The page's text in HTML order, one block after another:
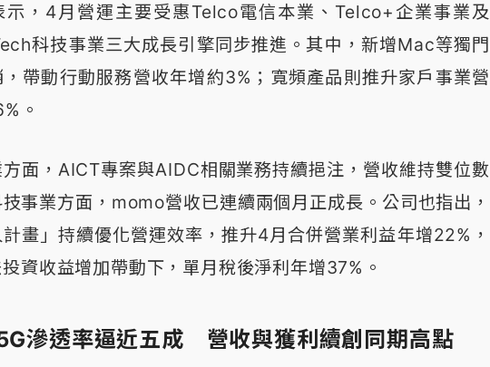
示，4月營運主要受惠Telco電信本業、Telco+企業事業及
科技事業三大成長引擎同步推進。其中，新增Mac等獨門
帶動行動服務營收年增約3%；寬頻產品則推升家戶事業營
。
面，AICT專案與AIDC相關業務持續挹注，營收維持雙位數
事業方面，momo營收已連續兩個月正成長。公司也指出，
計畫」持續優化營運效率，推升4月合併營業利益年增22%，
資收益增加帶動下，單月稅後淨利年增37%。
滲透率逼近五成 營收與獲利續創同期高點